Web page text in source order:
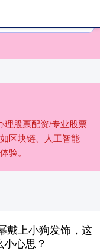
理股票配资/专业股票
区块链、人工智能
验。
戴上小狗发饰，这
心思？